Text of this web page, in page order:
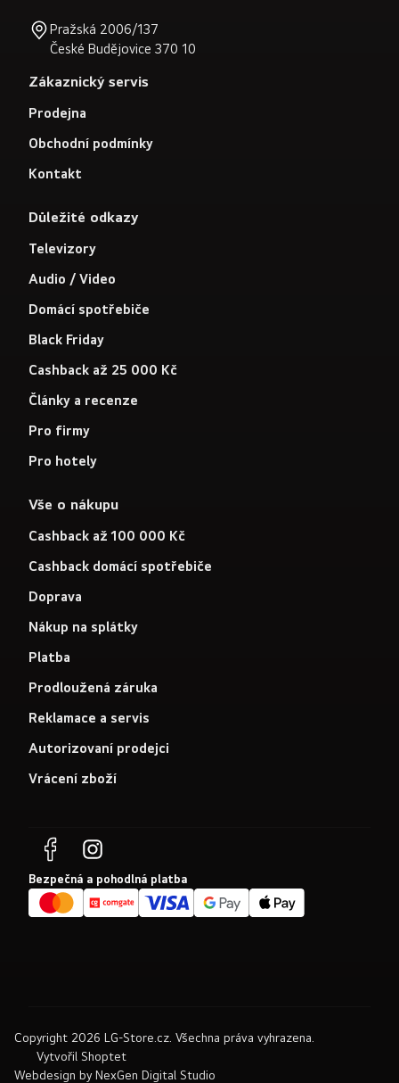
Pražská 2006/137
České Budějovice 370 10
Zákaznický servis
Prodejna
Obchodní podmínky
Kontakt
Důležité odkazy
Televizory
Audio / Video
Domácí spotřebiče
Black Friday
Cashback až 25 000 Kč
Články a recenze
Pro firmy
Pro hotely
Vše o nákupu
Cashback až 100 000 Kč
Cashback domácí spotřebiče
Doprava
Nákup na splátky
Platba
Prodloužená záruka
Reklamace a servis
Autorizovaní prodejci
Vrácení zboží
Bezpečná a pohodlná platba
Webdesign by NexGen Digital Studio
Vytvořil Shoptet
Copyright 2026 LG-Store.cz . Všechna práva vyhrazena.